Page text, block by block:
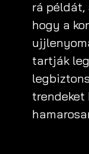
rá példát,
hogy a
tartják
trendeket